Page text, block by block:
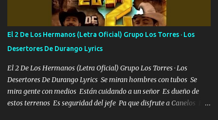
verde se le extraña pa que sepan Aquí Pura GENTE DE LA RANA 🐸
POR CLAVE ES EL CALI 4 EN LA CIUDAD TIJUANA Música Al
tirante andamos mi carnal atento a cualquier necesidad no porque
se ve limpio el camino nos confiamos al andar y nunca con la
misma piedra me vuelvo a tropezar Cuando ando de enamorado
en corto me tiró a per...
El 2 De Los Hermanos (Letra Oficial) Grupo Los Torres · Los
Desertores De Durango Lyrics
El 2 De Los Hermanos (Letra Oficial) Grupo Los Torres · Los
Desertores De Durango Lyrics Se miran hombres con tubos Se
mira gente con medios Están cuidando a un señor Es dueño de
estos terrenos Es seguridad del jefe Pa que disfrute a Canelos Es